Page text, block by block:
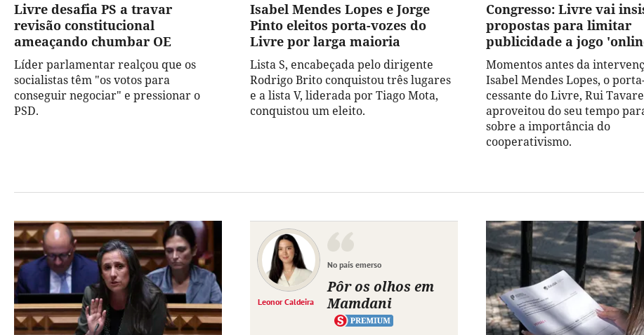
Livre desafia PS a travar
revisão constitucional
ameaçando chumbar OE
Líder parlamentar realçou que os
socialistas têm "os votos para
conseguir negociar" e pressionar o
PSD.
Isabel Mendes Lopes e Jorge
Pinto eleitos porta-vozes do
Livre por larga maioria
Lista S, encabeçada pelo dirigente
Rodrigo Brito conquistou três lugares
e a lista V, liderada por Tiago Mota,
conquistou um eleito.
Congresso: Livre vai
propostas para limitar
publicidade a jogo
Momentos antes da
Isabel Mendes Lopes, o
cessante do Livre, Rui
aproveitou do seu tempo
sobre a importância do
cooperativismo.
Leonor Caldeira
No país emerso
Pôr os olhos em
Mamdani